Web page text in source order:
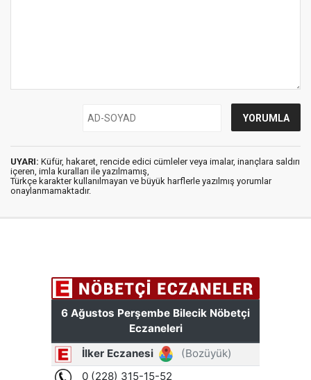
UYARI: Küfür, hakaret, rencide edici cümleler veya imalar, inançlara saldırı
içeren, imla kuralları ile yazılmamış,
Türkçe karakter kullanılmayan ve büyük harflerle yazılmış yorumlar
onaylanmamaktadır.